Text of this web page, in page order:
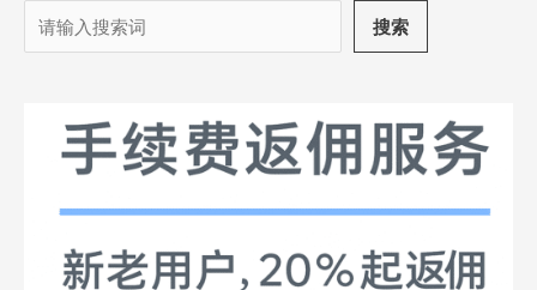
搜
索
搜索